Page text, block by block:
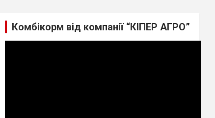
Комбікорм від компанії “КІПЕР АГРО”